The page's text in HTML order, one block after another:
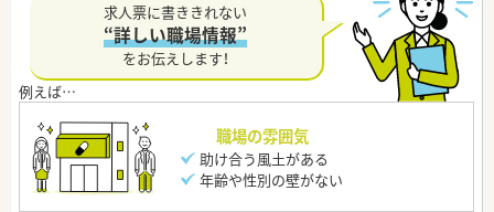
求人票に書ききれない
“詳しい職場情報”
をお伝えします！
職場の雰囲気
助け合う風土がある
年齢や性別の壁がない